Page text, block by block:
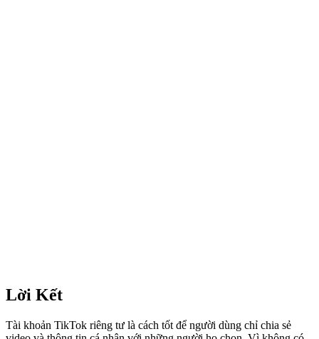
Lời Kết
Tài khoản TikTok riêng tư là cách tốt để người dùng chỉ chia sẻ